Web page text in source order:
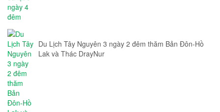
Du Lịch Tây Nguyên 3 ngày 2 đêm thăm Bản Đôn-Hồ
Lak và Thác DrayNur